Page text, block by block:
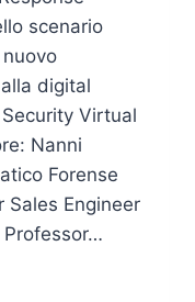
scenario
digital
Virtual
Nanni
Forense
Sales Engineer
Professor…